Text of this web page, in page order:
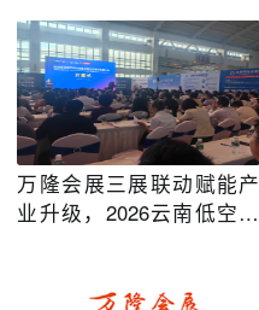
万隆会展三展联动赋能产
业升级，2026云南低空经